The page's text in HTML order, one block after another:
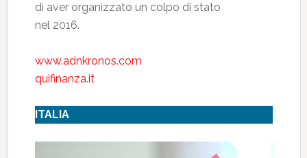
di aver organizzato un colpo di stato
nel 2016.
www.adnkronos.com
quifinanza.it
ITALIA